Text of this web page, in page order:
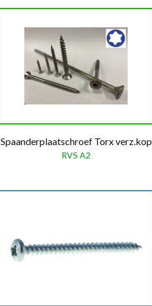
Spaanderplaatschroef Torx verz.kop
RVS A2